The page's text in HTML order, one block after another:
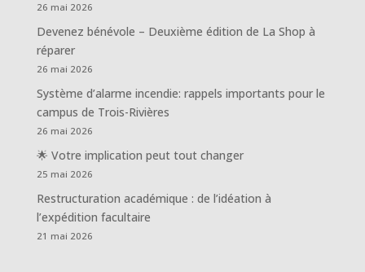
26 mai 2026
Devenez bénévole – Deuxième édition de La Shop à
réparer
26 mai 2026
Système d’alarme incendie: rappels importants pour le
campus de Trois-Rivières
26 mai 2026
🌟 Votre implication peut tout changer
25 mai 2026
Restructuration académique : de l’idéation à
l’expédition facultaire
21 mai 2026